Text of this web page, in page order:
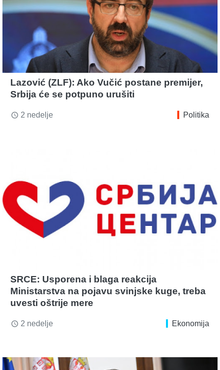
Lazović (ZLF): Ako Vučić postane premijer,
Srbija će se potpuno urušiti
access_time 2 nedelje Politika
SRCE: Usporena i blaga reakcija
Ministarstva na pojavu svinjske kuge, treba
uvesti oštrije mere
access_time 2 nedelje Ekonomija